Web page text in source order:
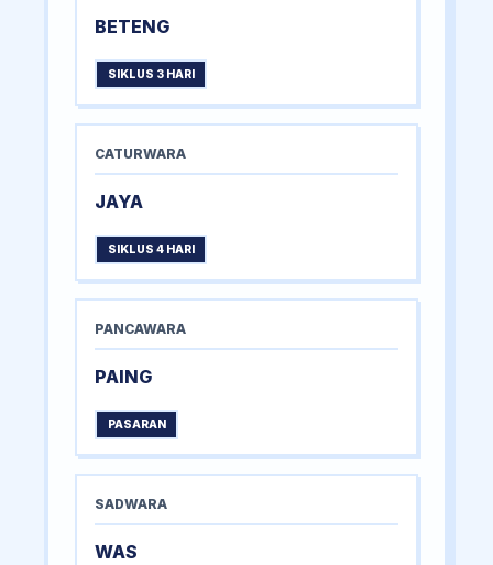
BETENG
SIKLUS 3 HARI
CATURWARA
JAYA
SIKLUS 4 HARI
PANCAWARA
PAING
PASARAN
SADWARA
WAS